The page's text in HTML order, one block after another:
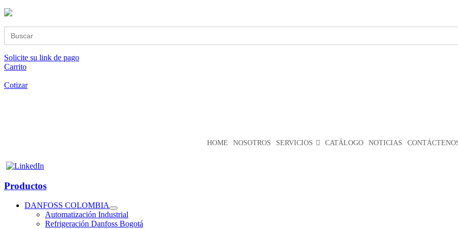
Buscar:
Solicite su link de pago
Carrito
Cotizar
HOME NOSOTROS SERVICIOS CATÁLOGO NOTICIAS
Productos
DANFOSS COLOMBIA
Automatización Industrial
Refrigeración Danfoss Bogotá